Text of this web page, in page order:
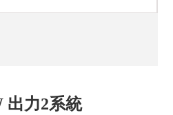
出力2系統